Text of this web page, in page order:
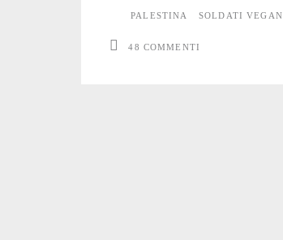
PALESTINA SOLDATI VEGAN
48 COMMENTI